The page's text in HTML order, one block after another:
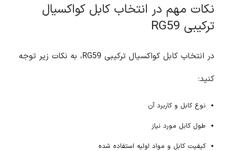
نکات مهم در انتخاب کابل کواکسیال
ترکیبی RG59
در انتخاب کابل کواکسیال ترکیبی RG59، به نکات زیر توجه
کنید:
نوع کابل و کاربرد آن
طول کابل مورد نیاز
کیفیت کابل و مواد اولیه استفاده شده